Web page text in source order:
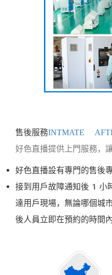
售後服務INTMATE
好色直播提供上門服務，
好色直播設有專門的售
接到用戶故障通知後1小
達用戶現場，無論哪個城
後人員立即在預約的時間